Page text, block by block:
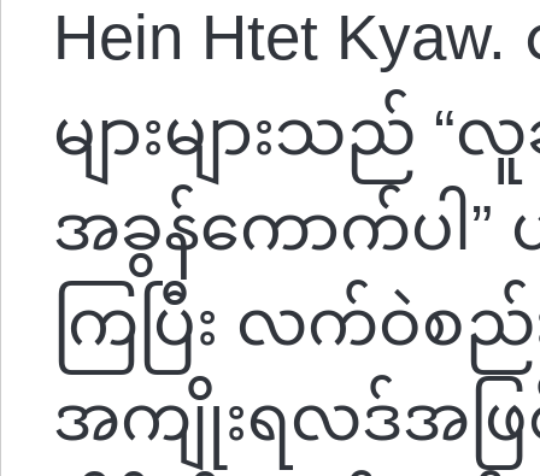
Hein Htet
များများသည် “
အခွန်ကောက်ပါ”
ကြပြီး လက်ဝဲ
အကျိုးရလဒ်အဖြ